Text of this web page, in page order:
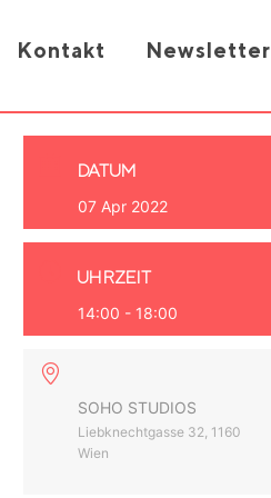
Kontakt Newsletter
DATUM
07 Apr 2022
UHRZEIT
14:00 - 18:00
SOHO STUDIOS
Liebknechtgasse 32, 1160
Wien